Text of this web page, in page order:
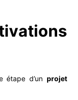
étape d’un projet